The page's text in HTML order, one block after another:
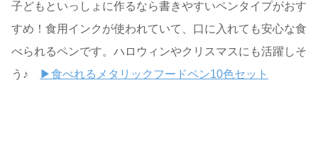
子どもといっしょに作るなら書きやすいペンタイプがおす
すめ！食用インクが使われていて、口に入れても安心な食
べられるペンです。ハロウィンやクリスマスにも活躍しそ
う♪
▶食べれるメタリックフードペン10色セット